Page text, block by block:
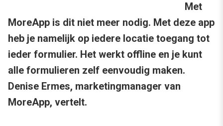
Met
MoreApp is dit niet meer nodig. Met deze app
heb je namelijk op iedere locatie toegang tot
ieder formulier. Het werkt offline en je kunt
alle formulieren zelf eenvoudig maken.
Denise Ermes, marketingmanager van
MoreApp, vertelt.